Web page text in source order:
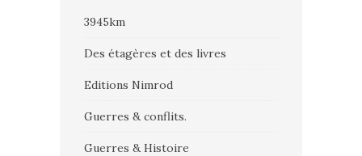
3945km
Des étagères et des livres
Editions Nimrod
Guerres & conflits.
Guerres & Histoire